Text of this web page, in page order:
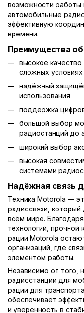
возможности работы
автомобильные
эффективную
времени.
Преимущества
высокое качество
сложных условиях
надёжный
использования
поддержка
большой выбор
радиостанций до
широкий выбор
высокая
системами
Надёжная связь
Техника Motorola —
радиосвязи, который
всём мире.
технологий, прочной
рации Motorola
организаций, где
элементом работы.
Независимо от того,
радиостанции для
рации для
обеспечивает
и уверенность в